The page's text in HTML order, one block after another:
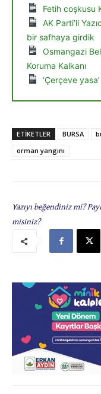
Fetih coşkusu
AK Parti’li
bir safhaya girdik
Osmangazi
Koruma Kalkanı
‘Çerçeve
ETIKETLER BURSA
orman yangını
Yazıyı beğendiniz mi?
misiniz?